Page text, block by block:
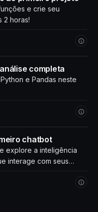
e crie seu
2 horas!
completa
e Pandas neste
chatbot
explore a inteligência
interage com seus